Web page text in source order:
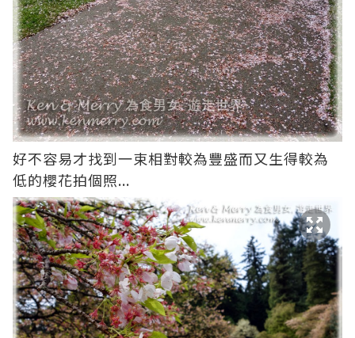
好不容易才找到一束相對較為豐盛而又生得較為
低的櫻花拍個照...